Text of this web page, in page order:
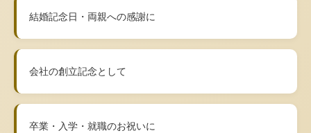
結婚記念日・両親への感謝に
会社の創立記念として
卒業・入学・就職のお祝いに